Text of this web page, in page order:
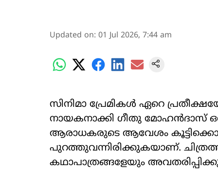
Updated on: 01 Jul 2026, 7:44 am
സിനിമാ പ്രേമികൾ ഏറെ
നായകനാക്കി ഗീതു മോഹൻദാസ്
ആരാധകരുടെ ആവേശം
പുറത്തുവന്നിരിക്കുകയാണ്.
കഥാപാത്രങ്ങളേയും